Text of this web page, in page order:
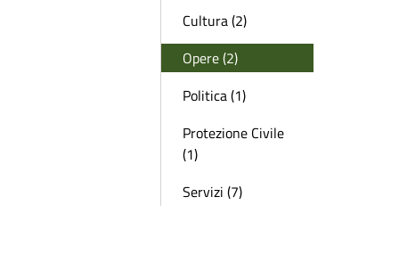
Cultura (2)
Opere (2)
Politica (1)
Protezione Civile
(1)
Servizi (7)